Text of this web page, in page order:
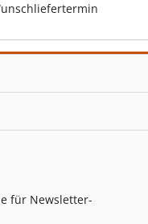
für Newsletter-